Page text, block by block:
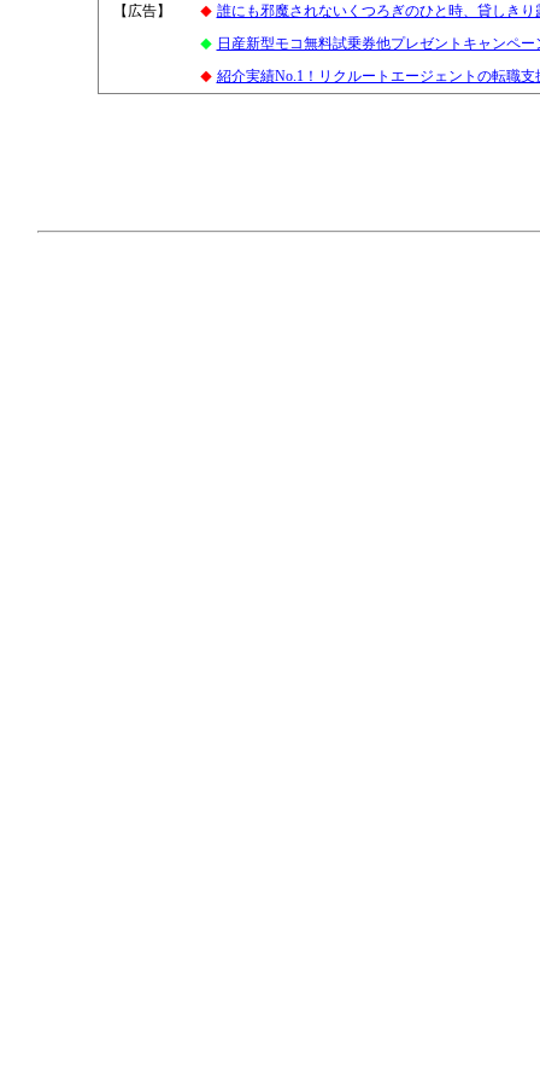
【広告】 ◆ 誰にも邪魔されないくつろぎのひと時、貸しき
◆ 日産新型モコ無料試乗券他プレゼントキャンペー
◆ 紹介実績No.1！リクルートエージェントの転職支